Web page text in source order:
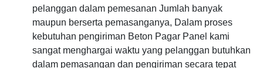
pelanggan dalam pemesanan Jumlah banyak
maupun berserta pemasanganya, Dalam proses
kebutuhan pengiriman Beton Pagar Panel kami
sangat menghargai waktu yang pelanggan butuhkan
dalam pemasangan dan pengiriman secara tepat